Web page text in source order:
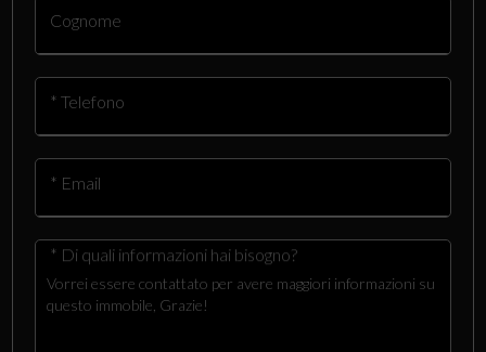
Cognome
* Telefono
* Email
* Di quali informazioni hai bisogno?